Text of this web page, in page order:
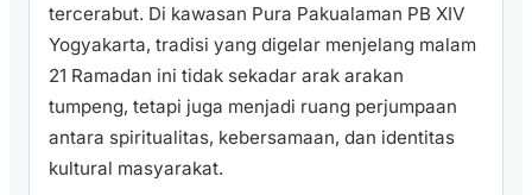
tercerabut. Di kawasan Pura Pakualaman PB XIV
Yogyakarta, tradisi yang digelar menjelang malam
21 Ramadan ini tidak sekadar arak arakan
tumpeng, tetapi juga menjadi ruang perjumpaan
antara spiritualitas, kebersamaan, dan identitas
kultural masyarakat.